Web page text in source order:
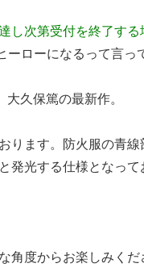
次第受付を終了する
ローになるって言っ
久保篤の最新作。
ります。防火服の青
発光する仕様となって
角度からお楽しみくだ